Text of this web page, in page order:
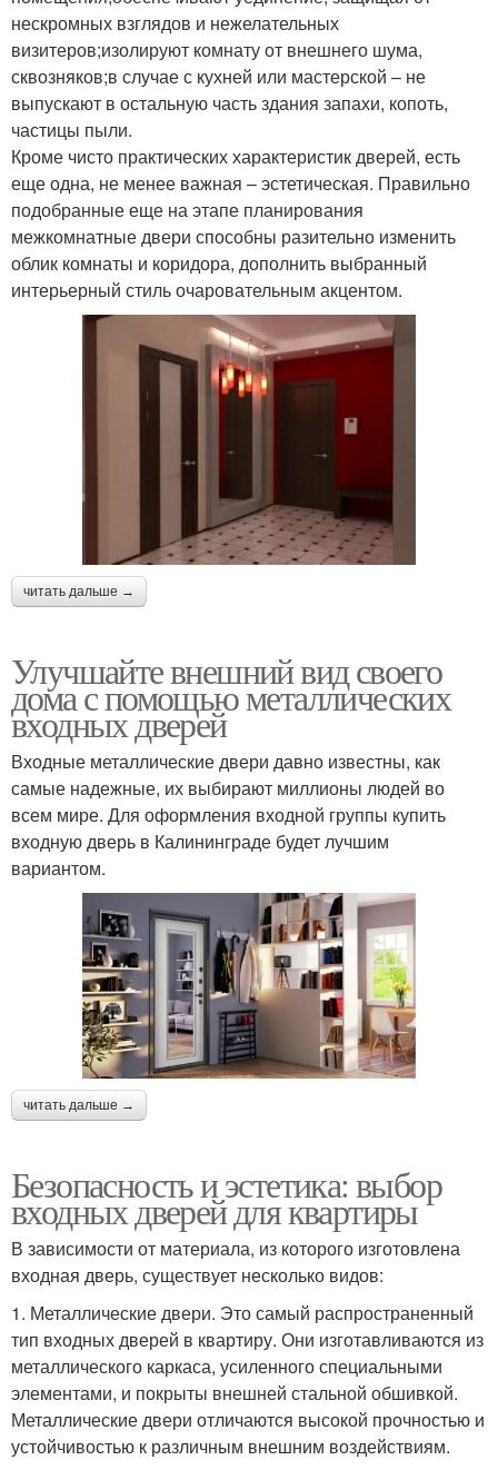
нескромных взглядов и нежелательных
визитеров;изолируют комнату от внешнего шума,
сквозняков;в случае с кухней или мастерской – не
выпускают в остальную часть здания запахи, копоть,
частицы пыли.
Кроме чисто практических характеристик дверей, есть
еще одна, не менее важная – эстетическая. Правильно
подобранные еще на этапе планирования
межкомнатные двери способны разительно изменить
облик комнаты и коридора, дополнить выбранный
интерьерный стиль очаровательным акцентом.
читать дальше →
Улучшайте внешний вид своего
дома с помощью металлических
входных дверей
Входные металлические двери давно известны, как
самые надежные, их выбирают миллионы людей во
всем мире. Для оформления входной группы купить
входную дверь в Калининграде будет лучшим
вариантом.
читать дальше →
Безопасность и эстетика: выбор
входных дверей для квартиры
В зависимости от материала, из которого изготовлена
входная дверь, существует несколько видов:
1. Металлические двери. Это самый распространенный
тип входных дверей в квартиру. Они изготавливаются из
металлического каркаса, усиленного специальными
элементами, и покрыты внешней стальной обшивкой.
Металлические двери отличаются высокой прочностью и
устойчивостью к различным внешним воздействиям.